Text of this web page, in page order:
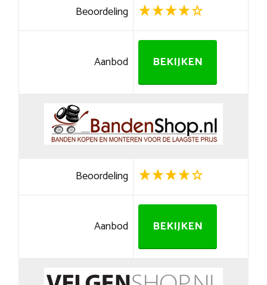
Beoordeling
Aanbod BEKIJKEN
Beoordeling
Aanbod BEKIJKEN